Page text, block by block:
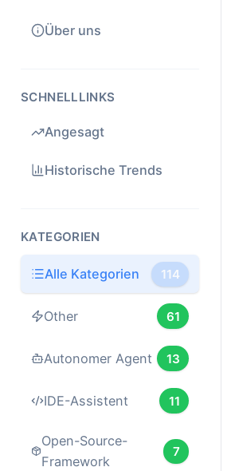
Über uns
SCHNELLLINKS
Angesagt
Historische Trends
KATEGORIEN
Alle Kategorien 114
Other 61
Autonomer Agent 13
IDE-Assistent 11
Open-Source-
Framework
7